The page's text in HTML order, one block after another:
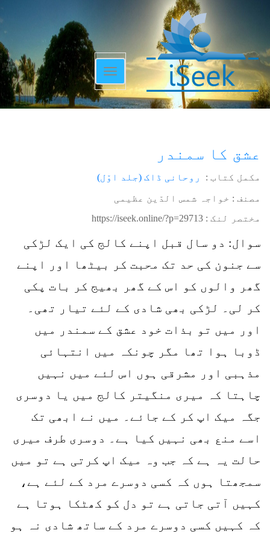
Toggle
navigation
عشق کا سمندر
مکمل کتاب : روحانی ڈاک (جلد اوّل)
مصنف : خواجہ شمس الدّین عظیمی
مختصر لنک : https://iseek.online/?p=29713
سوال: دو سال قبل اپنے کالج کی ایک لڑکی
سے جنون کی حد تک محبت کر بیٹھا اور اپنے
گھر والوں کو اس کے گھر بھیج کر بات پکی
کر لی۔ لڑکی بھی شادی کے لئے تیار تھی۔
اور میں تو بذات خود عشق کے سمندر میں
ڈوبا ہوا تھا مگر چونکہ میں انتہائی
مذہبی اور مشرقی ہوں اس لئے میں نہیں
چاہتا کہ میری منگیتر کالج میں یا دوسری
جگہ میک اپ کر کے جائے۔ میں نے ابھی تک
اسے منع بھی نہیں کیا ہے۔ دوسری طرف میری
حالت یہ ہے کہ جب وہ میک اپ کرتی ہے تو میں
سمجھتا ہوں کہ کسی دوسرے مرد کے لئے ہے،
کہیں آتی جاتی ہے تو دل کو کھٹکا ہوتا ہے
کہ کہیں کسی دوسرے مرد کے ساتھ شادی نہ ہو